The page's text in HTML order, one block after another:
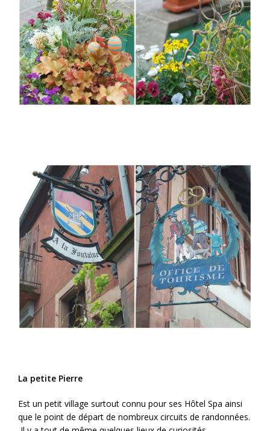
La petite Pierre
Est un petit village surtout connu pour ses Hôtel Spa ainsi
que le point de départ de nombreux circuits de randonnées.